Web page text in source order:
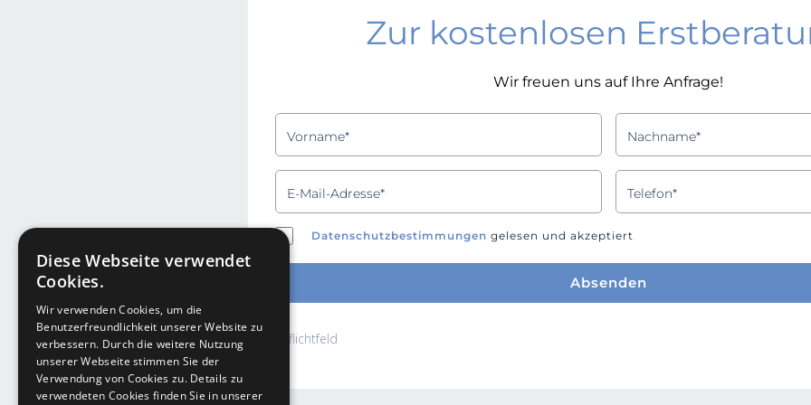
Zur kostenlosen
Wir freuen uns auf Ihre Anfrage!
Datenschutzbestimmungen gelesen und akzeptiert
*Pflichtfeld
Diese Webseite verwendet
Cookies.
Wir verwenden Cookies, um die
Benutzerfreundlichkeit unserer Website zu
verbessern. Durch die weitere Nutzung
unserer Webseite stimmen Sie der
Verwendung von Cookies zu. Details zu
verwendeten Cookies finden Sie in unserer